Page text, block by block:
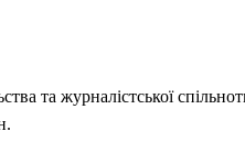
та журналістської